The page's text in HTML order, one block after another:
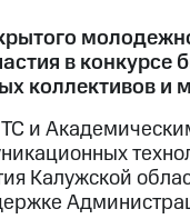
в
коллективов
и
Калужской